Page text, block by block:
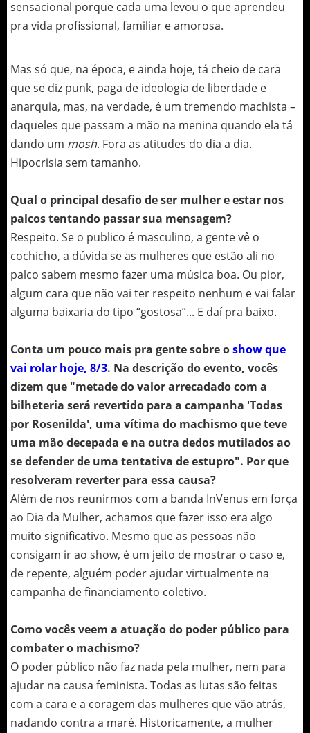
sensacional porque cada uma levou o que aprendeu
pra vida profissional, familiar e amorosa.
Mas só que, na época, e ainda hoje, tá cheio de cara
que se diz punk, paga de ideologia de liberdade e
anarquia, mas, na verdade, é um tremendo machista –
daqueles que passam a mão na menina quando ela tá
dando um mosh. Fora as atitudes do dia a dia.
Hipocrisia sem tamanho.
Qual o principal desafio de ser mulher e estar nos
palcos tentando passar sua mensagem?
Respeito. Se o publico é masculino, a gente vê o
cochicho, a dúvida se as mulheres que estão ali no
palco sabem mesmo fazer uma música boa. Ou pior,
algum cara que não vai ter respeito nenhum e vai falar
alguma baixaria do tipo “gostosa”... E daí pra baixo.
Conta um pouco mais pra gente sobre oshow que
vai rolar hoje, 8/3. Na descrição do evento, vocês
dizem que "metade do valor arrecadado com a
bilheteria será revertido para a campanha 'Todas
por Rosenilda', uma vítima do machismo que teve
uma mão decepada e na outra dedos mutilados ao
se defender de uma tentativa de estupro". Por que
resolveram reverter para essa causa?
Além de nos reunirmos com a banda InVenus em força
ao Dia da Mulher, achamos que fazer isso era algo
muito significativo. Mesmo que as pessoas não
consigam ir ao show, é um jeito de mostrar o caso e,
de repente, alguém poder ajudar virtualmente na
campanha de financiamento coletivo.
Como vocês veem a atuação do poder público para
combater o machismo?
O poder público não faz nada pela mulher, nem para
ajudar na causa feminista. Todas as lutas são feitas
com a cara e a coragem das mulheres que vão atrás,
nadando contra a maré. Historicamente, a mulher